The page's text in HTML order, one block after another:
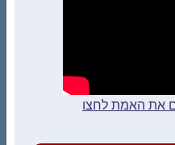
את האמת לחצו